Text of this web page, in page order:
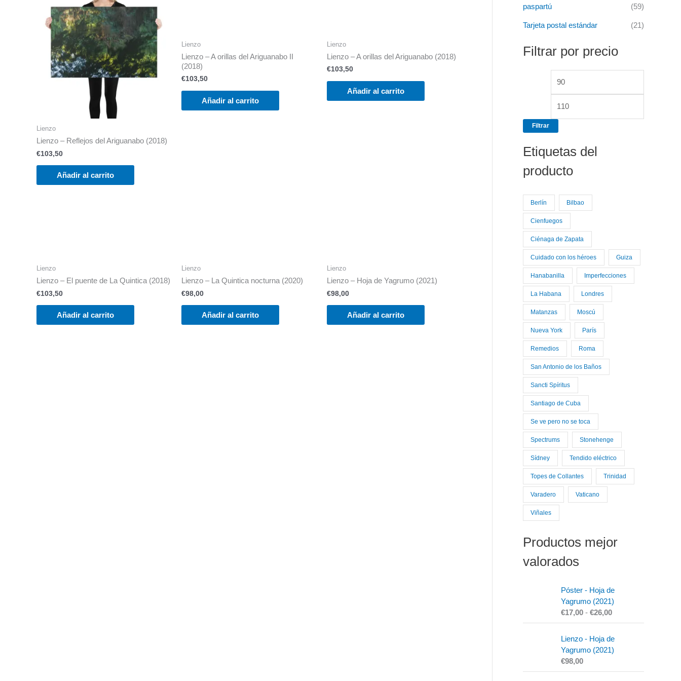
Lienzo
Lienzo – Reflejos del Ariguanabo (2018)
€103,50
Añadir al carrito
Lienzo
Lienzo – A orillas del Ariguanabo II
(2018)
€103,50
Añadir al carrito
Lienzo
Lienzo – A orillas del Ariguanabo (2018)
€103,50
Añadir al carrito
Lienzo
Lienzo – El puente de La Quintica (2018)
€103,50
Añadir al carrito
Lienzo
Lienzo – La Quintica nocturna (2020)
€98,00
Añadir al carrito
Lienzo
Lienzo – Hoja de Yagrumo (2021)
€98,00
Añadir al carrito
paspartú (59)
Tarjeta postal estándar (21)
Filtrar por precio
Filtrar
Etiquetas del
producto
Berlín Bilbao
Cienfuegos
Ciénaga de Zapata
Cuidado con los héroes Guiza
Hanabanilla Imperfecciones
La Habana Londres
Matanzas Moscú
Nueva York París
Remedios Roma
San Antonio de los Baños
Sancti Spíritus
Santiago de Cuba
Se ve pero no se toca
Spectrums Stonehenge
Sídney Tendido eléctrico
Topes de Collantes Trinidad
Varadero Vaticano
Viñales
Productos mejor
valorados
Póster - Hoja de
Yagrumo (2021)
€17,00 - €26,00
n
d
e
r
Lienzo - Hoja de
Yagrumo (2021)
€98,00